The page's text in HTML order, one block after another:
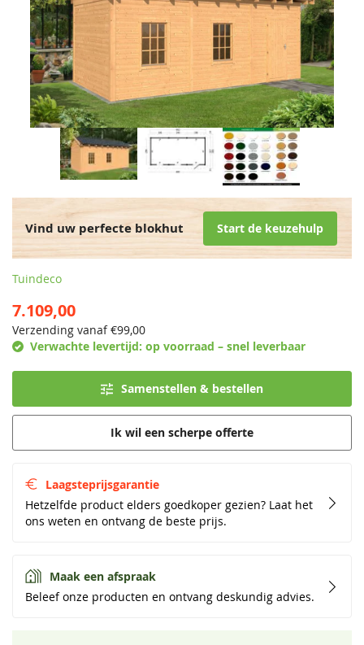
Vind uw perfecte blokhut Start de keuzehulp
Tuindeco
7.109,00
Verzending vanaf €99,00
Verwachte levertijd: op voorraad – snel leverbaar
Laagsteprijsgarantie
Hetzelfde product elders goedkoper gezien? Laat het
ons weten en ontvang de beste prijs.
Maak een afspraak
Beleef onze producten en ontvang deskundig advies.
Samenstellen & bestellen
Ik wil een scherpe offerte